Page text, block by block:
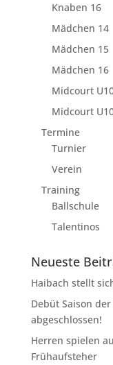
Knaben 16
Mädchen 14
Mädchen 15
Mädchen 16
Midcourt
Midcourt
Termine
Turnier
Verein
Training
Ballschule
Talentinos
Neueste
Haibach stellt
Debüt Saison
abgeschlossen!
Herren spielen
Frühaufsteher